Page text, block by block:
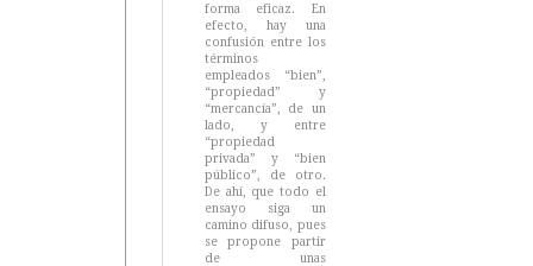
forma eficaz. En
efecto, hay una
confusión entre los
términos
empleados “bien”,
“propiedad” y
“mercancía”, de un
lado, y entre
“propiedad
privada” y “bien
público”, de otro.
De ahí, que todo el
ensayo siga un
camino difuso, pues
se propone partir
de unas